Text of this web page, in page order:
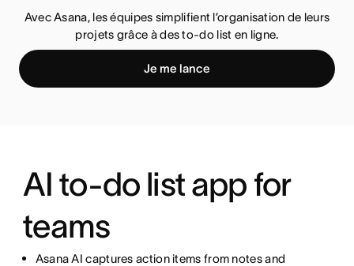
Avec Asana, les équipes simplifient l’organisation de leurs
projets grâce à des to-do list en ligne.
Je me lance
AI to-do list app for
teams
Asana AI captures action items from notes and